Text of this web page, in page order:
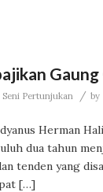
Seni Pertunjukan / by
Herman
dua tahun
tenden yang
[…]